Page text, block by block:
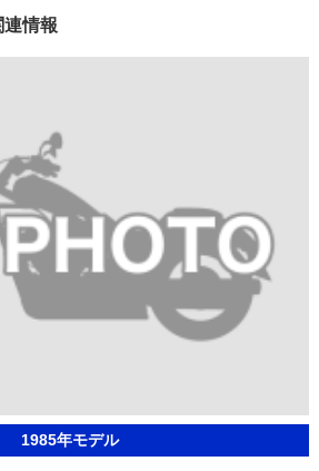
情報
1985年モデル